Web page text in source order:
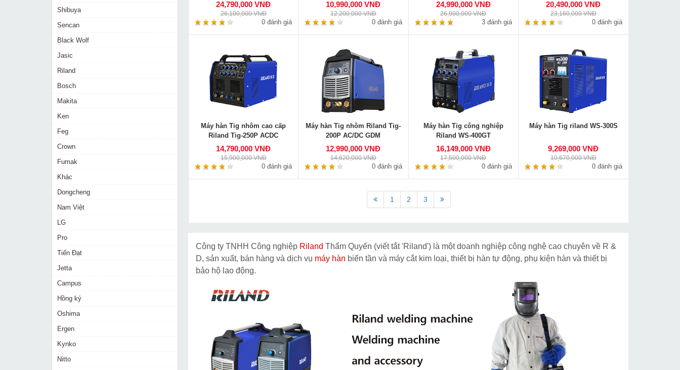
24,790,000 VNĐ
26,100,000 VNĐ
0 đánh giá
10,990,000 VNĐ
12,200,000 VNĐ
0 đánh giá
24,990,000 VNĐ
26,900,000 VNĐ
3 đánh giá
20,490,000 VNĐ
23,160,000 VNĐ
0 đánh giá
Máy hàn Tig nhôm cao cấp
Riland Tig-250P ACDC
14,790,000 VNĐ
15,900,000 VNĐ
0 đánh giá
Máy hàn Tig nhôm Riland Tig-
200P AC/DC GDM
12,990,000 VNĐ
14,620,000 VNĐ
0 đánh giá
Máy hàn Tig công nghiệp
Riland WS-400GT
16,149,000 VNĐ
17,500,000 VNĐ
0 đánh giá
Máy hàn Tig riland WS-300S
9,269,000 VNĐ
10,670,000 VNĐ
0 đánh giá
1 2 3
Công ty TNHH Công nghiệp Riland Thẩm Quyến (viết tắt 'Riland') là một doanh nghiệp công nghệ cao chuyên về R &
D, sản xuất, bán hàng và dịch vụ máy hàn biến tần và máy cắt kim loại, thiết bị hàn tự động, phụ kiện hàn và thiết bị
bảo hộ lao động.
Shibuya
Sencan
Black Wolf
Jasic
Riland
Bosch
Makita
Ken
Feg
Crown
Fumak
Khác
Dongcheng
Nam Việt
LG
Pro
Tiến Đạt
Jetta
Campus
Hồng ký
Oshima
Ergen
Kynko
Nitto